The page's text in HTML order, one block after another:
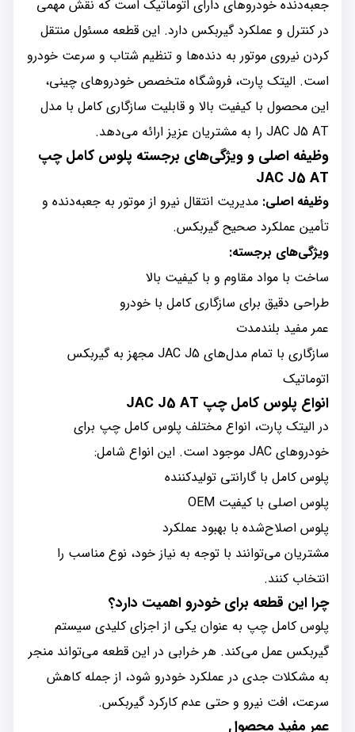
جعبه‌دنده خودروهای دارای اتوماتیک است که نقش مهمی
در کنترل و عملکرد گیربکس دارد. این قطعه مسئول منتقل
کردن نیروی موتور به دنده‌ها و تنظیم شتاب و سرعت خودرو
است. الیتک پارت، فروشگاه متخصص خودروهای چینی،
این محصول با کیفیت بالا و قابلیت سازگاری کامل با مدل
JAC J5 AT را به مشتریان عزیز ارائه می‌دهد.
وظیفه اصلی و ویژگی‌های برجسته پلوس کامل چپ
JAC J5 AT
وظیفه اصلی: مدیریت انتقال نیرو از موتور به جعبه‌دنده و
تأمین عملکرد صحیح گیربکس.
ویژگی‌های برجسته:
ساخت با مواد مقاوم و با کیفیت بالا
طراحی دقیق برای سازگاری کامل با خودرو
عمر مفید بلندمدت
سازگاری با تمام مدل‌های JAC J5 مجهز به گیربکس
اتوماتیک
انواع پلوس کامل چپ JAC J5 AT
در الیتک پارت، انواع مختلف پلوس کامل چپ برای
خودروهای JAC موجود است. این انواع شامل:
پلوس کامل با گارانتی تولیدکننده
پلوس اصلی با کیفیت OEM
پلوس اصلاح‌شده با بهبود عملکرد
مشتریان می‌توانند با توجه به نیاز خود، نوع مناسب را
انتخاب کنند.
چرا این قطعه برای خودرو اهمیت دارد؟
پلوس کامل چپ به عنوان یکی از اجزای کلیدی سیستم
گیربکس عمل می‌کند. هر خرابی در این قطعه می‌تواند منجر
به مشکلات جدی در عملکرد خودرو شود، از جمله کاهش
سرعت، افت نیرو و حتی عدم کارکرد گیربکس.
عمر مفید محصول